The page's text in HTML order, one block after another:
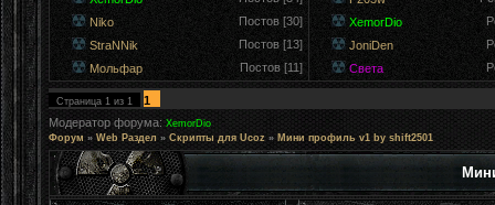
Niko
Постов [30]
StraNNik
Постов [13]
Мольфар
Постов [11]
XemorDio
JoniDen
Света
Страница 1 из 1
1
Модератор форума: XemorDio
Форум » Web Раздел » Скрипты для Ucoz » Мини профиль v1 by shift2501